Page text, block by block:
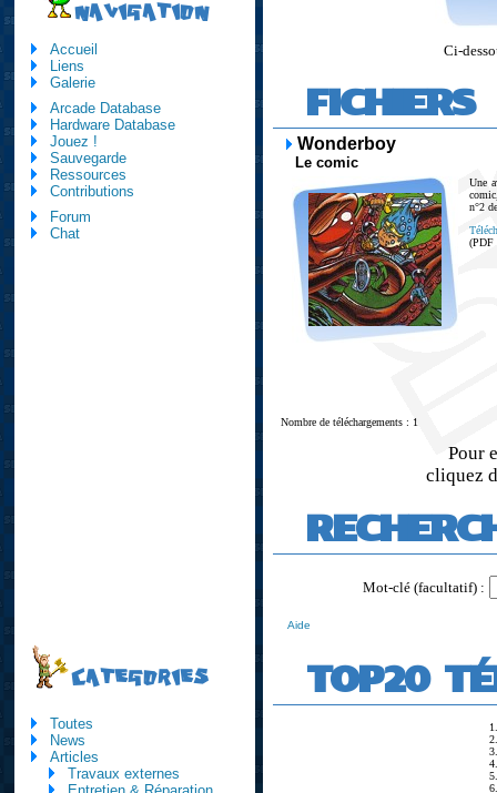
Ci-
FICHIERS
Wonderboy
Le comic
Une
n°2
(PDF
Nombre de téléchargements : 1
Pour
cliquez
Mot-clé (facultatif) :
Aide
TOP20
NAVIGATION
Accueil
Liens
Galerie
Arcade Database
Hardware Database
Jouez !
Sauvegarde
Ressources
Contributions
Forum
Chat
CATEGORIES
Toutes
News
Articles
Travaux externes